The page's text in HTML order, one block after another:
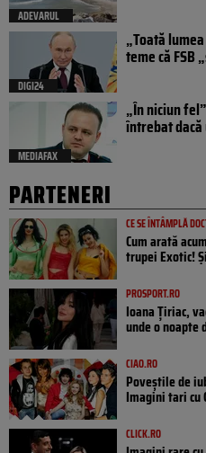
ADEVARUL
DIGI24
„Toată
teme că FSB
MEDIAFAX
„În niciun
întrebat
PARTENERI
CE SE ÎNTÂMPLĂ
Cum arată
trupei Exotic!
PROSPORT.RO
Ioana Țiriac,
unde o noapte
CIAO.RO
Poveştile de
Imagini tari cu
CLICK.RO